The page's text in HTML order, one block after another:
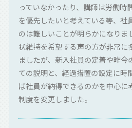
っていなかったり、講師は労働時
を優先したいと考えている等、社
のは難しいことが明らかになりま
状維持を希望する声の方が非常に
ましたが、新入社員の定着や昨今
ての説明と、経過措置の設定に時
ば社員が納得できるのかを中心に
制度を変更しました。